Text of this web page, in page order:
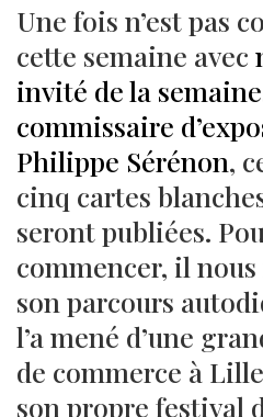
Une fois n’est pas
cette semaine avec
invité de la
commissaire
Philippe Sérénon,
cinq cartes
seront publiées.
commencer, il
son parcours
l’a mené d’une
de commerce à
son propre festival